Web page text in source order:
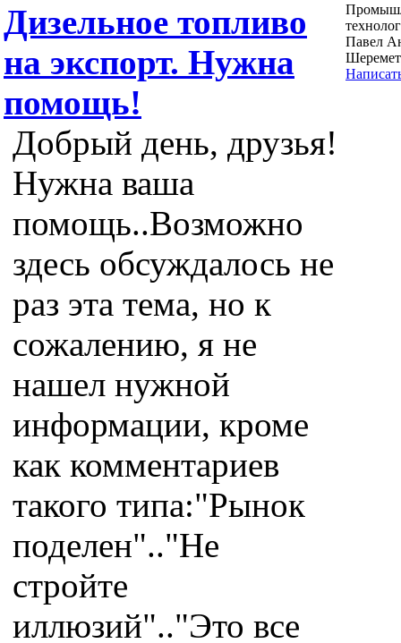
Дизельное топливо
на экспорт. Нужна
помощь!
Добрый день, друзья!
Нужна ваша
помощь..Возможно
здесь обсуждалось не
раз эта тема, но к
сожалению, я не
нашел нужной
информации, кроме
как комментариев
такого типа:"Рынок
поделен".."Не
стройте
иллюзий".."Это все
Павел